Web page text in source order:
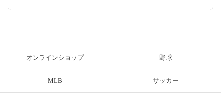
オンラインショップ 野球
MLB サッカー